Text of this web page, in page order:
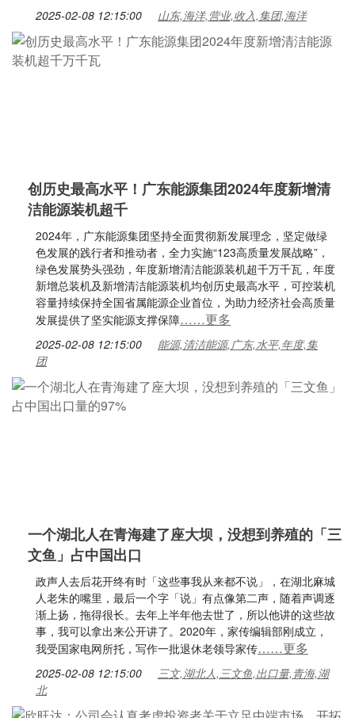
2025-02-08 12:15:00 山东,海洋,营业,收入,集团,海洋
创历史最高水平！广东能源集团2024年度新增清
洁能源装机超千
2024年，广东能源集团坚持全面贯彻新发展理念，坚定做绿
色发展的践行者和推动者，全力实施“123高质量发展战略”，
绿色发展势头强劲，年度新增清洁能源装机超千万千瓦，年度
新增总装机及新增清洁能源装机均创历史最高水平，可控装机
容量持续保持全国省属能源企业首位，为助力经济社会高质量
发展提供了坚实能源支撑保障……更多
2025-02-08 12:15:00
能源,清洁能源,广东,水平,年度,集
团
一个湖北人在青海建了座大坝，没想到养殖的「三
文鱼」占中国出口
政声人去后花开终有时「这些事我从来都不说」，在湖北麻城
人老朱的嘴里，最后一个字「说」有点像第二声，随着声调逐
渐上扬，拖得很长。去年上半年他去世了，所以他讲的这些故
事，我可以拿出来公开讲了。2020年，家传编辑部刚成立，
我受国家电网所托，写作一批退休老领导家传……更多
2025-02-08 12:15:00
三文,湖北人,三文鱼,出口量,青海,湖
北